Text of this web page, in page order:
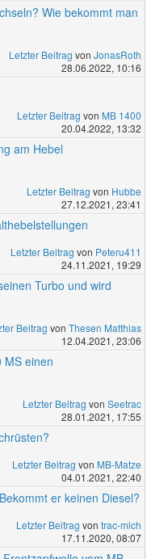
Wie bekommt man
Letzter Beitrag von JonasRoth
28.06.2022, 10:16
Letzter Beitrag von MB 1400
20.04.2022, 13:32
am Hebel
Letzter Beitrag von Hubbe
27.12.2021, 23:41
Letzter Beitrag von Peteru411
24.11.2021, 19:29
Turbo und wird
Beitrag von Thesen Matthias
12.04.2021, 23:06
MS einen
Letzter Beitrag von Seetrac
28.01.2021, 17:55
Letzter Beitrag von MB-Matze
04.01.2021, 22:40
er keinen Diesel?
Letzter Beitrag von trac-mich
17.11.2020, 08:07